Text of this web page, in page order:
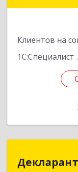
Клиентов на
1С:Специалист
Декларант